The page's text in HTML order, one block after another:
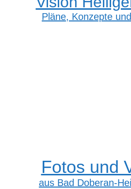
Pläne, Konzepte
Fotos und
aus Bad Doberan-